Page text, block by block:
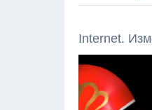
Internet.